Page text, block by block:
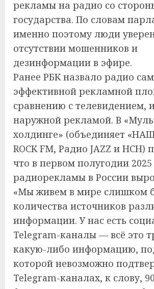
рекламы на радио со
государства. По словам
именно поэтому люди
отсутствии мошенников и
дезинформации в эфире.
Ранее РБК назвало радио
эффективной рекламной
сравнению с телевидением,
наружной рекламой. В
холдинге» (объединяет
ROCK FM, Радио JAZZ и НСН)
что в первом полугодии
радиорекламы в России
«Мы живем в мире слишком
количества источников
информации. У нас есть
Telegram-каналы — всё это
какую-либо информацию,
которой невозможно
Telegram-каналах, к слову,